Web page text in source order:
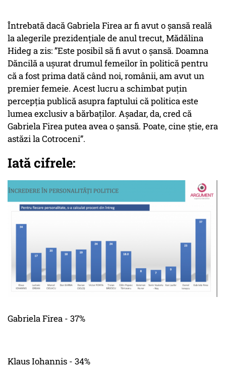
Întrebată dacă Gabriela Firea ar fi avut o șansă reală
la alegerile prezidențiale de anul trecut, Mădălina
Hideg a zis: ”Este posibil să fi avut o șansă. Doamna
Dăncilă a ușurat drumul femeilor în politică pentru
că a fost prima dată când noi, românii, am avut un
premier femeie. Acest lucru a schimbat puțin
percepția publică asupra faptului că politica este
lumea exclusiv a bărbaților. Așadar, da, cred că
Gabriela Firea putea avea o șansă. Poate, cine știe, era
astăzi la Cotroceni”.
Iată cifrele:
Gabriela Firea - 37%
Klaus Iohannis - 34%